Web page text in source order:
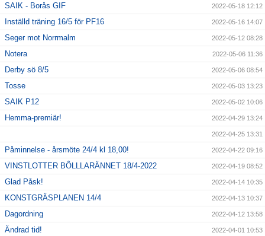
SAIK - Borås GIF 2022-05-18 12:12
Inställd träning 16/5 för PF16 2022-05-16 14:07
Seger mot Norrmalm 2022-05-12 08:28
Notera 2022-05-06 11:36
Derby sö 8/5 2022-05-06 08:54
Tosse 2022-05-03 13:23
SAIK P12 2022-05-02 10:06
Hemma-premiär! 2022-04-29 13:24
2022-04-25 13:31
Påminnelse - årsmöte 24/4 kl 18,00! 2022-04-22 09:16
VINSTLOTTER BÔLLLARÄNNET 18/4-2022 2022-04-19 08:52
Glad Påsk! 2022-04-14 10:35
KONSTGRÄSPLANEN 14/4 2022-04-13 10:37
Dagordning 2022-04-12 13:58
Ändrad tid! 2022-04-01 10:53